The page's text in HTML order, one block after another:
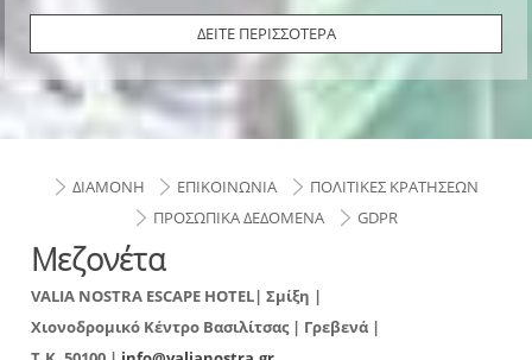
ΔΕΙΤΕ ΠΕΡΙΣΣΟΤΕΡΑ
ΔΙΑΜΟΝΗ ΕΠΙΚΟΙΝΩΝΙΑ
ΠΟΛΙΤΙΚΕΣ ΚΡΑΤΗΣΕΩΝ
ΠΡΟΣΩΠΙΚΑ ΔΕΔΟΜΕΝΑ
GDPR
Μεζονέτα
VALIA NOSTRA ESCAPE HOTEL| Σμίξη |
Χιονοδρομικό Κέντρο Βασιλίτσας | Γρεβενά |